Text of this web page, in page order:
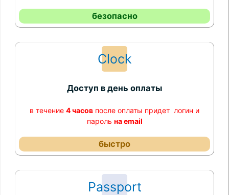
безопасно
Clock
Доступ в день оплаты
в течение 4 часов после оплаты придет логин и
пароль на email
быстро
Passport